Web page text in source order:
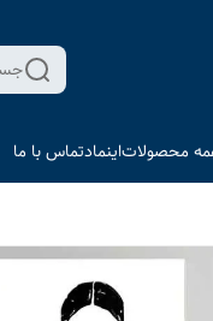
محصولاتاینمادتماس با ما